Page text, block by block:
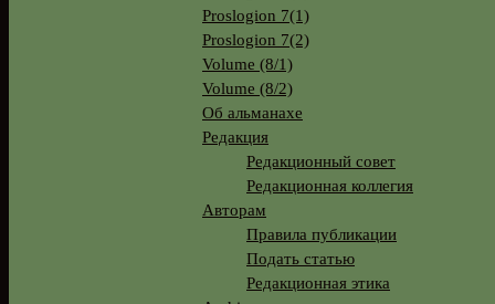
Proslogion 7(1)
Proslogion 7(2)
Volume (8/1)
Volume (8/2)
Об альманахе
Редакция
Редакционный совет
Редакционная коллегия
Авторам
Правила публикации
Подать статью
Редакционная этика